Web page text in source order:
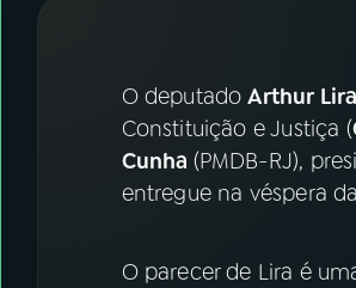
FESTIVAL DE MÚSICA
ACOMPANHE A RÁDIO NACIONAL
Instagram X
O deputadoArthur Lira
Constituição e Justiça (
Cunha (PMDB-RJ),
entregue na véspera
O parecer de Lira é